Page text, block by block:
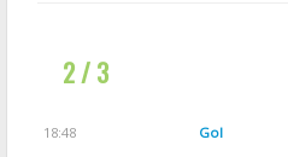
2 / 3
18:48 Gol